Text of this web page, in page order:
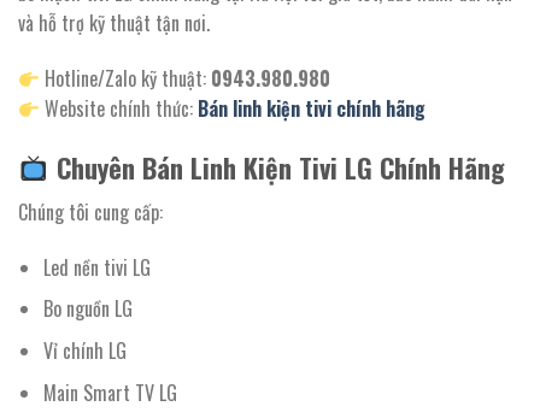
và hỗ trợ kỹ thuật tận nơi.
Hotline/Zalo kỹ thuật: 0943.980.980
Website chính thức: Bán linh kiện tivi chính hãng
Chuyên Bán Linh Kiện Tivi LG Chính Hãng
Chúng tôi cung cấp:
Led nền tivi LG
Bo nguồn LG
Vỉ chính LG
Main Smart TV LG